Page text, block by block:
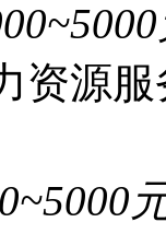
资源